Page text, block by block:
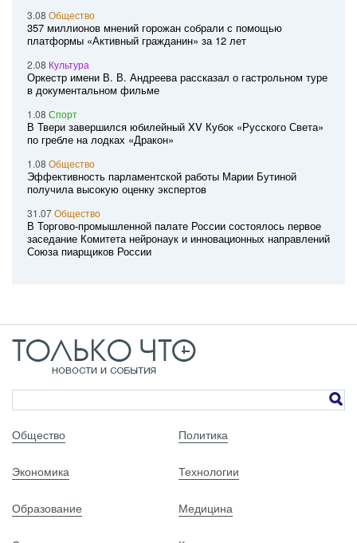
3.08 Общество
357 миллионов мнений горожан собрали с помощью
платформы «Активный гражданин» за 12 лет
2.08 Культура
Оркестр имени В. В. Андреева рассказал о гастрольном туре
в документальном фильме
1.08 Спорт
В Твери завершился юбилейный XV Кубок «Русского Света»
по гребле на лодках «Дракон»
1.08 Общество
Эффективность парламентской работы Марии Бутиной
получила высокую оценку экспертов
31.07Общество
В Торгово-промышленной палате России состоялось первое
заседание Комитета нейронаук и инновационных направлений
Союза пиарщиков России
Общество Политика
Экономика Технологии
Образование Медицина